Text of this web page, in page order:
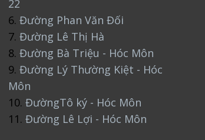
22
6. Đường Phan Văn Đối
7. Đường Lê Thị Hà
8. Đường Bà Triệu - Hóc Môn
9. Đường Lý Thường Kiệt - Hóc
Môn
10. ĐườngTô ký - Hóc Môn
11. Đường Lê Lợi - Hóc Môn